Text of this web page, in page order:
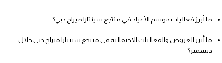
ما أبرز فعاليات موسم الأعياد في منتجع سينتارا ميراج دبي؟
ما أبرز العروض والفعاليات الاحتفالية في منتجع سينتارا ميراج دبي خلال
ديسمبر؟